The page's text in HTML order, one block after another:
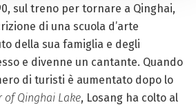
sul treno per tornare a Qinghai,
di una scuola d’arte
della sua famiglia e degli
e divenne un cantante. Quando
di turisti è aumentato dopo lo
of Qinghai Lake, Losang ha colto al